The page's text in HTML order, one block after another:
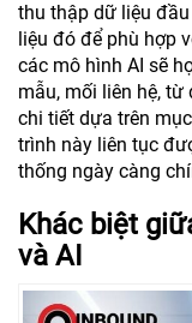
thu thập dữ liệu
liệu đó để phù hợp
các mô hình AI sẽ
mẫu, mối liên hệ,
chi tiết dựa trên
trình này liên tục
thống ngày càng
Khác biệt
và AI